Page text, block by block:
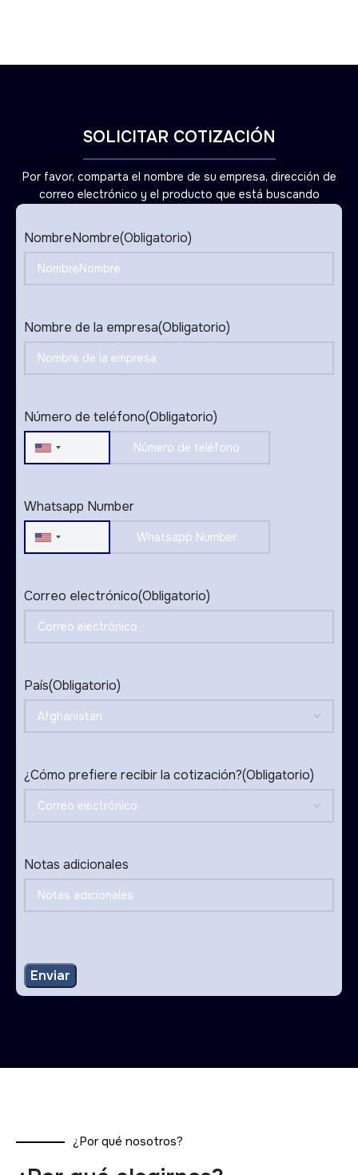
SOLICITAR COTIZACIÓN
Por favor, comparta el nombre de su empresa, dirección de
correo electrónico y el producto que está buscando
NombreNombre(Obligatorio)
Nombre de la empresa(Obligatorio)
Número de teléfono(Obligatorio)
United
Whatsapp Number
United
Correo electrónico(Obligatorio)
País(Obligatorio)
¿Cómo prefiere recibir la cotización?(Obligatorio)
Notas adicionales
¿Por qué nosotros?